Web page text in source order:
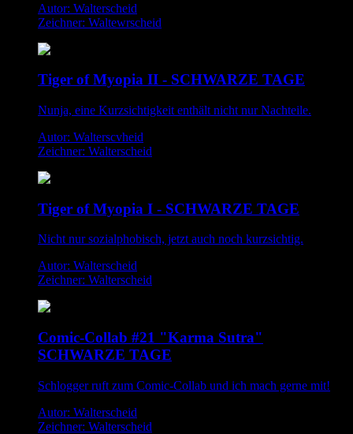
Autor: Walterscheid
Zeichner: Waltewrscheid
Tiger of Myopia II - SCHWARZE TAGE
Nunja, eine Kurzsichtigkeit enthält nicht nur Nachteile.
Autor: Walterscvheid
Zeichner: Walterscheid
Tiger of Myopia I - SCHWARZE TAGE
Nicht nur sozialphobisch, jetzt auch noch kurzsichtig.
Autor: Walterscheid
Zeichner: Walterscheid
Comic-Collab #21 "Karma Sutra"
SCHWARZE TAGE
Schlogger ruft zum Comic-Collab und ich mach gerne mit!
Autor: Walterscheid
Zeichner: Walterscheid